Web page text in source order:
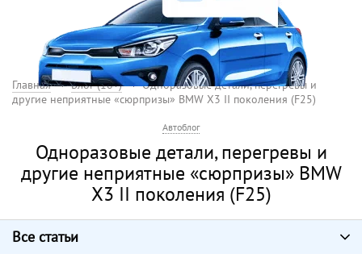
Главная Блог (18+)
Одноразовые детали, перегревы и
другие неприятные «сюрпризы» BMW X3 II поколения (F25)
Автоблог
Одноразовые детали, перегревы и
другие неприятные «сюрпризы» BMW
X3 II поколения (F25)
Все статьи